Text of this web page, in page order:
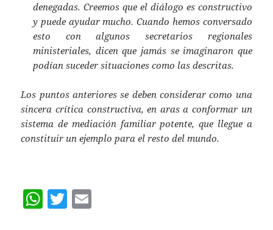
denegadas. Creemos que el diálogo es constructivo
y puede ayudar mucho. Cuando hemos conversado
esto con algunos secretarios regionales
ministeriales, dicen que jamás se imaginaron que
podían suceder situaciones como las descritas.
Los puntos anteriores se deben considerar como una
sincera crítica constructiva, en aras a conformar un
sistema de mediación familiar potente, que llegue a
constituir un ejemplo para el resto del mundo.
W T